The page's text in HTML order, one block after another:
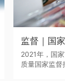
2021年，国
质量国家监